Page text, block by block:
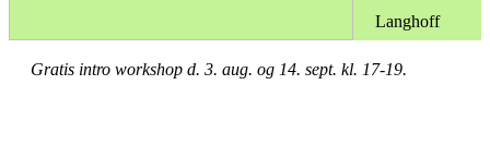
Langhoff
Gratis intro workshop d. 3. aug. og 14. sept. kl. 17-19.